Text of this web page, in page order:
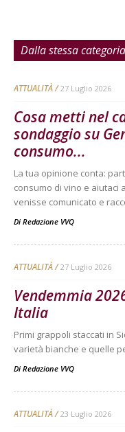
Dalla stessa categoria
ATTUALITÀ 27 Luglio 2026
Cosa metti nel
sondaggio su
consumo...
La tua opinione conta:
consumo di vino e aiutaci
venisse comunicato e
Di Redazione VVQ
ATTUALITÀ 27 Luglio 2026
Vendemmia
Italia
Primi grappoli staccati in
varietà bianche e quelle
Di Redazione VVQ
ATTUALITÀ 23 Luglio 2026